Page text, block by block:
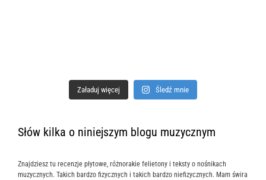
Załaduj więcej Śledź mnie
Słów kilka o niniejszym blogu muzycznym
Znajdziesz tu recenzje płytowe, różnorakie felietony i teksty o nośnikach
muzycznych. Takich bardzo fizycznych i takich bardzo niefizycznych. Mam świra